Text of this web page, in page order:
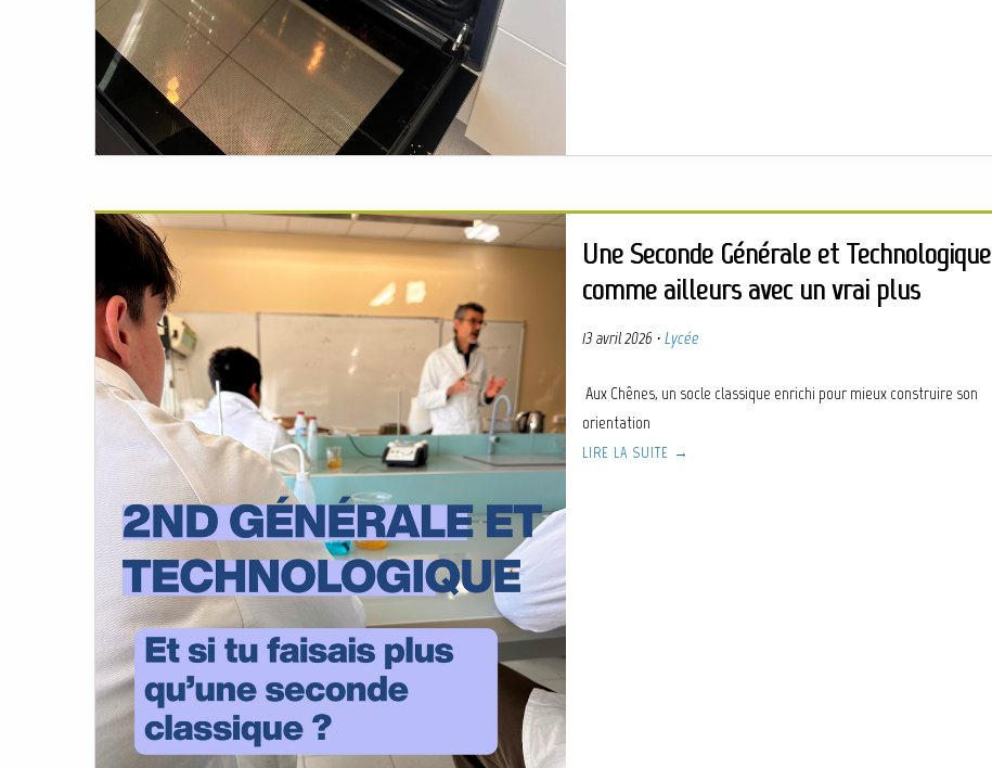
Une Seconde Générale et Technologique
comme ailleurs avec un vrai plus
13 avril 2026 · Lycée
Aux Chênes, un socle classique enrichi pour mieux construire son
orientation
LIRE LA SUITE →